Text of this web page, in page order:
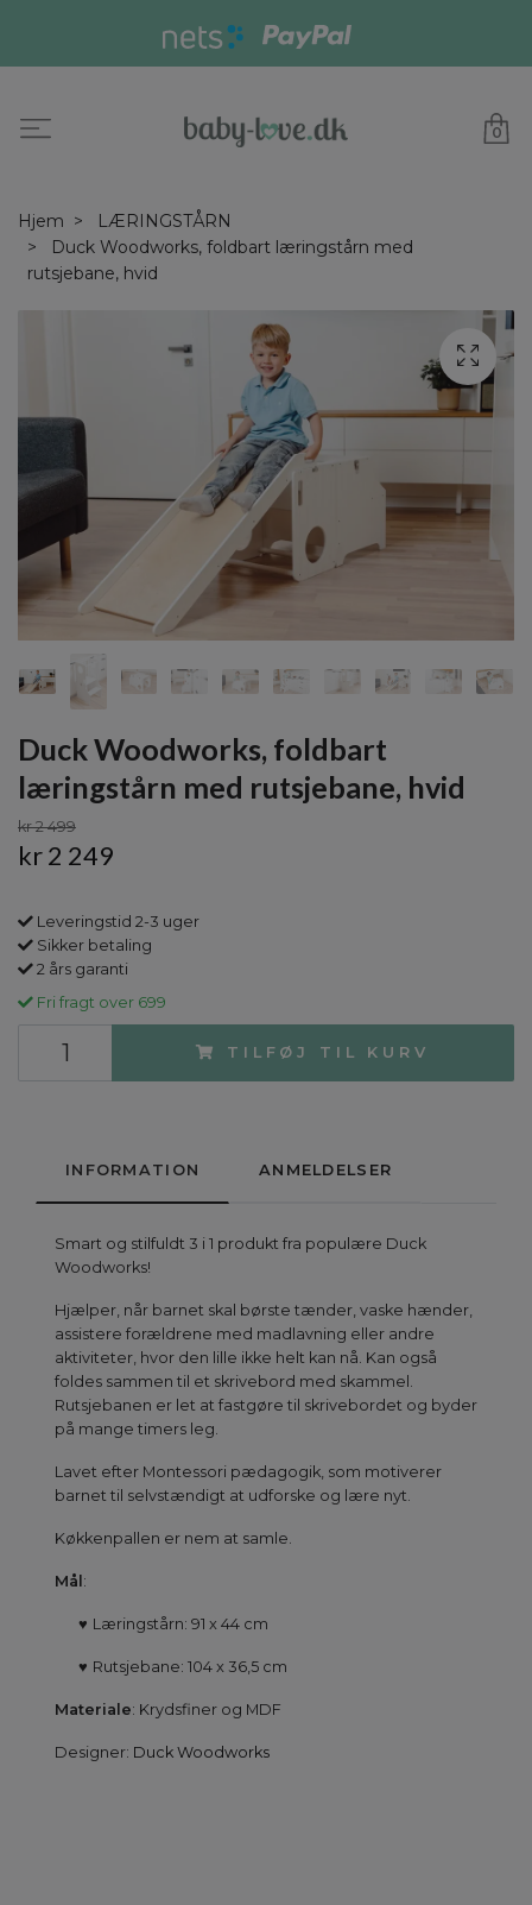
0
Hjem
LÆRINGSTÅRN
Duck Woodworks, foldbart læringstårn med
rutsjebane, hvid
Duck Woodworks, foldbart
læringstårn med rutsjebane, hvid
kr 2 499
kr 2 249
Leveringstid 2-3 uger
Sikker betaling
2 års garanti
Fri fragt over 699
TILFØJ TIL KURV
INFORMATION ANMELDELSER
Smart og stilfuldt 3 i 1 produkt fra populære Duck
Woodworks!
Hjælper, når barnet skal børste tænder, vaske hænder,
assistere forældrene med madlavning eller andre
aktiviteter, hvor den lille ikke helt kan nå. Kan også
foldes sammen til et skrivebord med skammel.
Rutsjebanen er let at fastgøre til skrivebordet og byder
på mange timers leg.
Lavet efter Montessori pædagogik, som motiverer
barnet til selvstændigt at udforske og lære nyt.
Køkkenpallen er nem at samle.
Mål:
♥ Læringstårn: 91 x 44 cm
♥ Rutsjebane: 104 x 36,5 cm
Materiale: Krydsfiner og MDF
Designer: Duck Woodworks